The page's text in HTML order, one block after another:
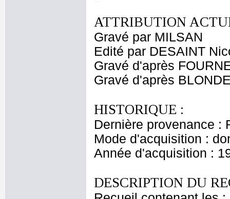
ATTRIBUTION
Gravé par MILSAN
Edité par DESAINT
Gravé d'après
Gravé d'après
HISTORIQUE :
Dernière provenance :
Mode d'acquisition :
Année d'acquisition :
DESCRIPTION DU